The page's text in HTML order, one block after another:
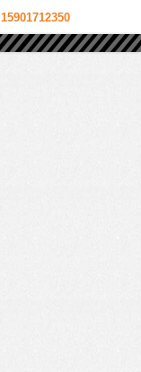
15901712350